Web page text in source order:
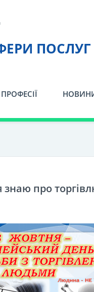
ПОСЛУГ
знаю про